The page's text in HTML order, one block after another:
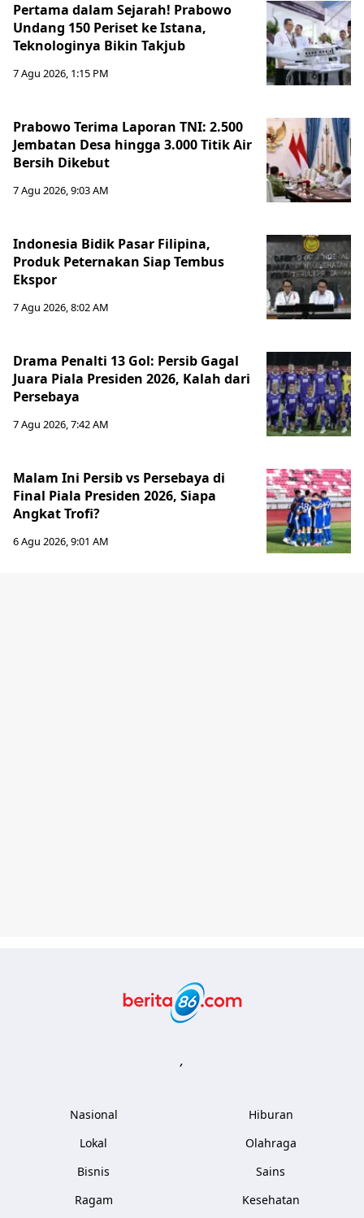
Pertama dalam Sejarah! Prabowo
Undang 150 Periset ke Istana,
Teknologinya Bikin Takjub
7 Agu 2026, 1:15 PM
Prabowo Terima Laporan TNI: 2.500
Jembatan Desa hingga 3.000 Titik Air
Bersih Dikebut
7 Agu 2026, 9:03 AM
Indonesia Bidik Pasar Filipina,
Produk Peternakan Siap Tembus
Ekspor
7 Agu 2026, 8:02 AM
Drama Penalti 13 Gol: Persib Gagal
Juara Piala Presiden 2026, Kalah dari
Persebaya
7 Agu 2026, 7:42 AM
Malam Ini Persib vs Persebaya di
Final Piala Presiden 2026, Siapa
Angkat Trofi?
6 Agu 2026, 9:01 AM
,
Nasional
Lokal
Bisnis
Ragam
Hiburan
Olahraga
Sains
Kesehatan